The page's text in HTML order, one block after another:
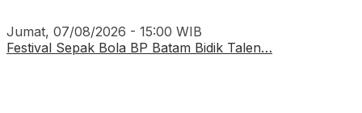
Jumat, 07/08/2026 - 15:00 WIB
Festival Sepak Bola BP Batam Bidik Talen…